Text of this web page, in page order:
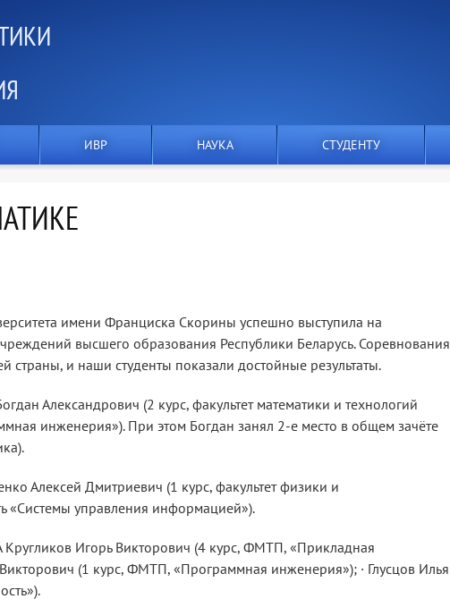
ИВР НАУКА СТУДЕНТУ
имени Франциска Скорины успешно выступила на
высшего образования Республики Беларусь. Соревнования
страны, и наши студенты показали достойные результаты.
Александрович (2 курс, факультет математики и технологий
инженерия»). При этом Богдан занял 2-е место в общем зачёте
Алексей Дмитриевич (1 курс, факультет физики и
«Системы управления информацией»).
Игорь Викторович (4 курс, ФМТП, «Прикладная
(1 курс, ФМТП, «Программная инженерия»); · Глусцов Илья